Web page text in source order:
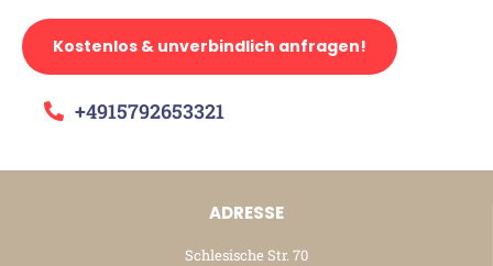
Kostenlos & unverbindlich anfragen!
+4915792653321
ADRESSE
Schlesische Str. 70